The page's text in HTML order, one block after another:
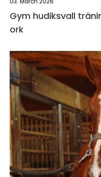
Gym hudiksvall träning för vardag, hälsa och
ork